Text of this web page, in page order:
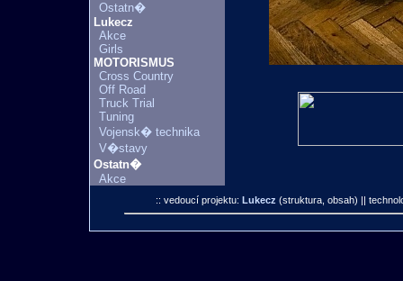
Ostatn�
Lukecz
Akce
Girls
MOTORISMUS
Cross Country
Off Road
Truck Trial
Tuning
Vojensk� technika
V�stavy
Ostatn�
Akce
:: vedoucí projektu: Lukecz (struktura, obsah) ||